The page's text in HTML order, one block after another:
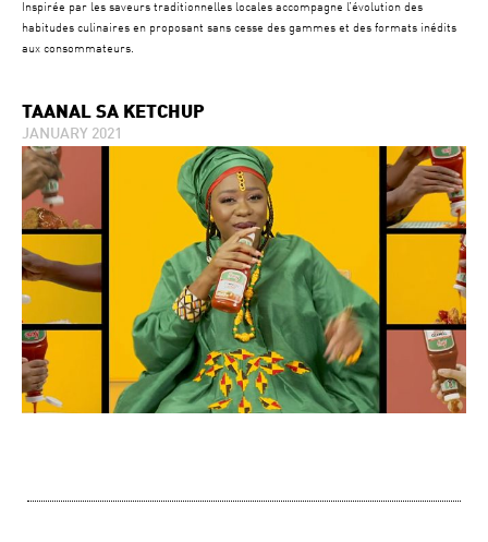
Inspirée par les saveurs traditionnelles locales accompagne l’évolution des
habitudes culinaires en proposant sans cesse des gammes et des formats inédits
aux consommateurs.
TAANAL SA KETCHUP
JANUARY 2021